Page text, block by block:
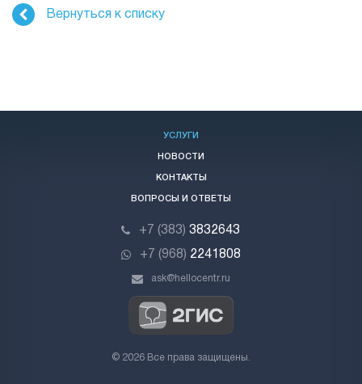
Вернуться к списку
© 2026 Все права защищены.
УСЛУГИ
НОВОСТИ
КОНТАКТЫ
ВОПРОСЫ И ОТВЕТЫ
+7 (383) 3832643
+7 (968) 2241808
ask@hellocentr.ru